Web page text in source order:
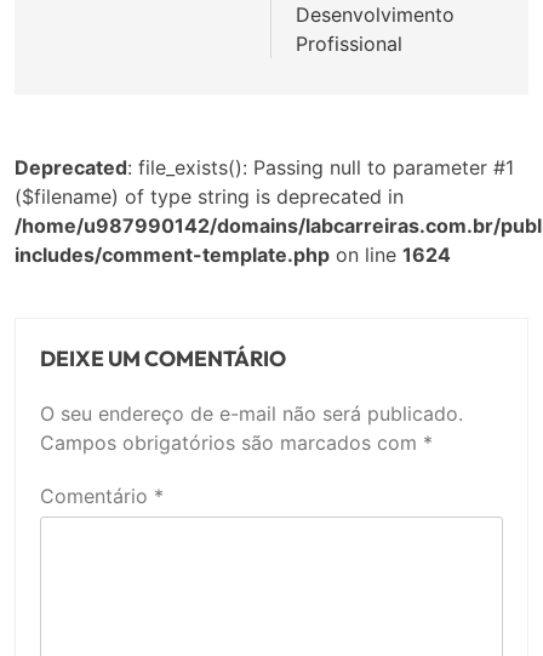
Desenvolvimento
Profissional
Deprecated: file_exists(): Passing null to parameter #1
($filename) of type string is deprecated in
/home/u987990142/domains/labcarreiras.com.br/
includes/comment-template.php on line 1624
DEIXE UM COMENTÁRIO
O seu endereço de e-mail não será publicado.
Campos obrigatórios são marcados com *
Comentário *